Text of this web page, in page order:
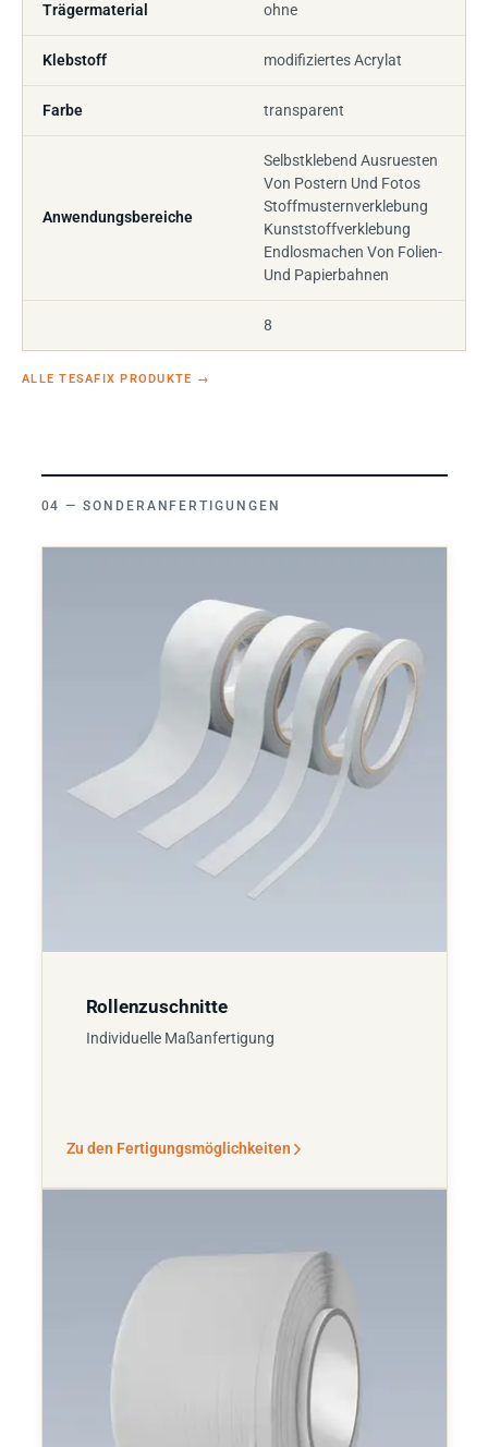
Trägermaterial ohne
Klebstoff modifiziertes Acrylat
Farbe transparent
Anwendungsbereiche
Selbstklebend Ausruesten
Von Postern Und Fotos
Stoffmusternverklebung
Kunststoffverklebung
Endlosmachen Von Folien-
Und Papierbahnen
8
ALLE TESAFIX PRODUKTE →
SONDERANFERTIGUNGEN
Rollenzuschnitte
Individuelle Maßanfertigung
Zu den Fertigungsmöglichkeiten